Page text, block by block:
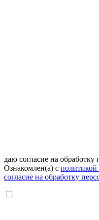
даю согласие на
Ознакомлен(а) с политикой
согласие на обработку